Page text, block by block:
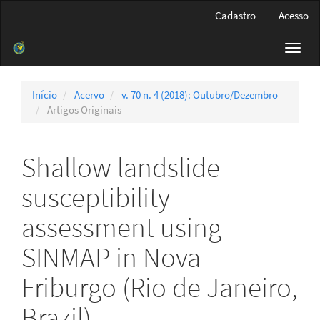
Barra
Cadastro Acesso
Início Acervo
v. 70 n. 4 (2018): Outubro/Dezembro
Artigos Originais
Shallow landslide
susceptibility
assessment using
SINMAP in Nova
Friburgo (Rio de Janeiro,